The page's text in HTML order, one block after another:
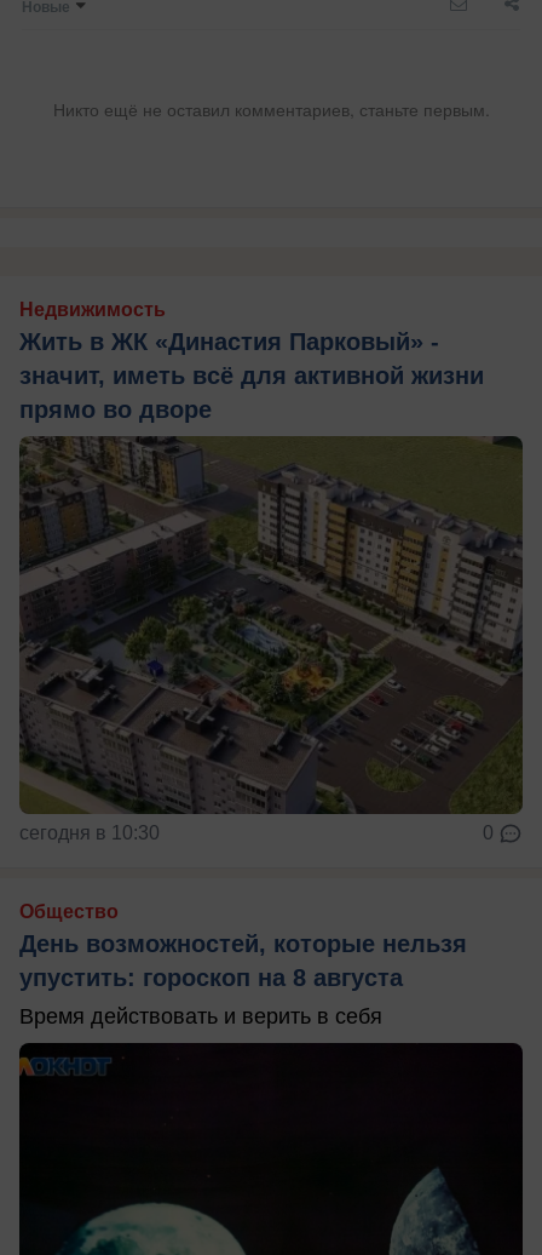
Новые
Никто ещё не оставил комментариев, станьте первым.
Недвижимость
Жить в ЖК «Династия Парковый» -
значит, иметь всё для активной жизни
прямо во дворе
сегодня в 10:30 0
Общество
День возможностей, которые нельзя
упустить: гороскоп на 8 августа
Время действовать и верить в себя